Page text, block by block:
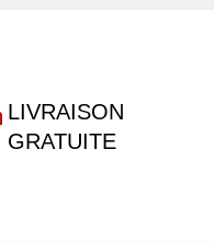
LIVRAISON
GRATUITE